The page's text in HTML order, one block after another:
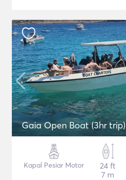
Gaia Open Boat (3hr trip)
Kapal Pesiar Motor
24 ft
7 m